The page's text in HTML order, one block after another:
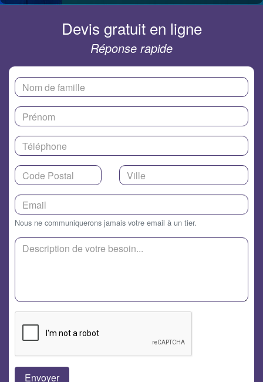
Devis gratuit en ligne
Réponse rapide
Nous ne communiquerons jamais votre email à un tier.